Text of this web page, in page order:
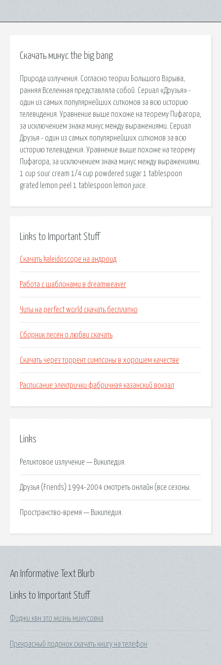
Скачать минус the big bang
Природа излучения. Согласно теории Большого Взрыва,
ранняя Вселенная представляла собой. Сериал «Друзья» -
один из самых популярнейших ситкомов за всю историю
телевидения. Уравнение выше похоже на теорему Пифагора,
за исключением знака минус между выражениями. Сериал
Друзья - один из самых популярнейших ситкомов за всю
историю телевидения. Уравнение выше похоже на теорему
Пифагора, за исключением знака минус между выражениями.
1 cup sour cream 1/4 cup powdered sugar 1 tablespoon
grated lemon peel 1 tablespoon lemon juice.
Links to Important Stuff
Скачать kaleidoscope на андроид
Работа с шаблонами в dreamweaver
Читы на perfect world скачать бесплатно
Сборник песен о любви скачать
Скачать через торрент симпсоны в хорошем качестве
Расписание электрички фабричная казанский вокзал
Links
Реликтовое излучение — Википедия.
Друзья (Friends) 1994-2004 смотреть онлайн (все сезоны.
Пространство-время — Википедия.
Links to Important Stuff
Фиджи квн это жизнь минусовка
Прекрасный подонок скачать книгу на телефон
An Informative Text Blurb